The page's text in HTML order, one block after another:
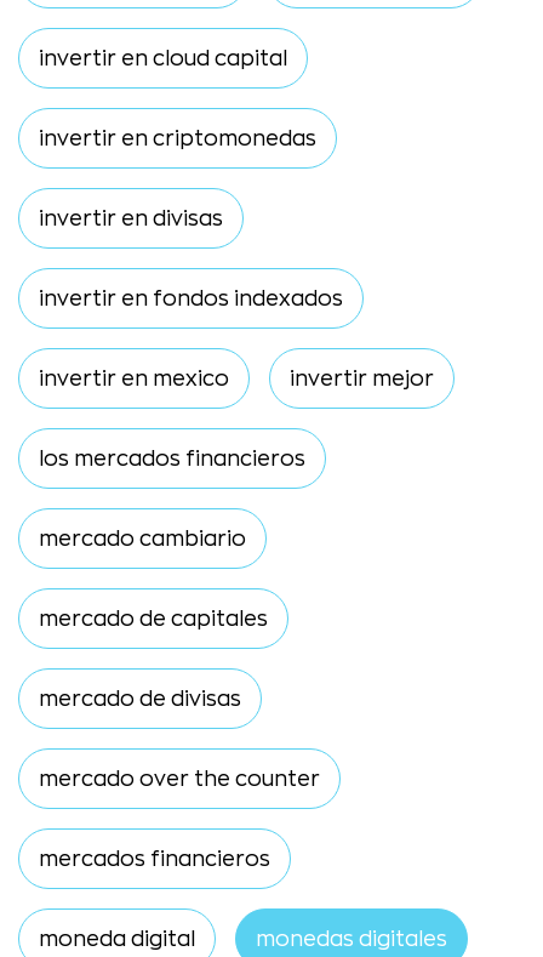
invertir en cloud capital
invertir en criptomonedas
invertir en divisas
invertir en fondos indexados
invertir en mexico invertir mejor
los mercados financieros
mercado cambiario
mercado de capitales
mercado de divisas
mercado over the counter
mercados financieros
moneda digital monedas digitales